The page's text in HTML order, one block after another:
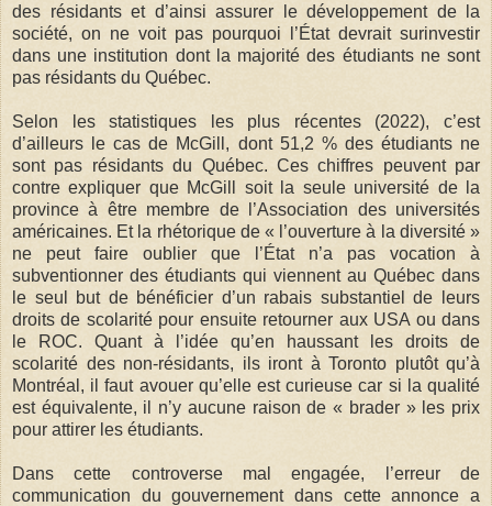
des résidants et d’ainsi assurer le développement de la
société, on ne voit pas pourquoi l’État devrait surinvestir
dans une institution dont la majorité des étudiants ne sont
pas résidants du Québec.
Selon les statistiques les plus récentes (2022), c’est
d’ailleurs le cas de McGill, dont 51,2 % des étudiants ne
sont pas résidants du Québec. Ces chiffres peuvent par
contre expliquer que McGill soit la seule université de la
province à être membre de l’Association des universités
américaines. Et la rhétorique de « l’ouverture à la diversité »
ne peut faire oublier que l’État n’a pas vocation à
subventionner des étudiants qui viennent au Québec dans
le seul but de bénéficier d’un rabais substantiel de leurs
droits de scolarité pour ensuite retourner aux USA ou dans
le ROC. Quant à l’idée qu’en haussant les droits de
scolarité des non-résidants, ils iront à Toronto plutôt qu’à
Montréal, il faut avouer qu’elle est curieuse car si la qualité
est équivalente, il n’y aucune raison de « brader » les prix
pour attirer les étudiants.
Dans cette controverse mal engagée, l’erreur de
communication du gouvernement dans cette annonce a